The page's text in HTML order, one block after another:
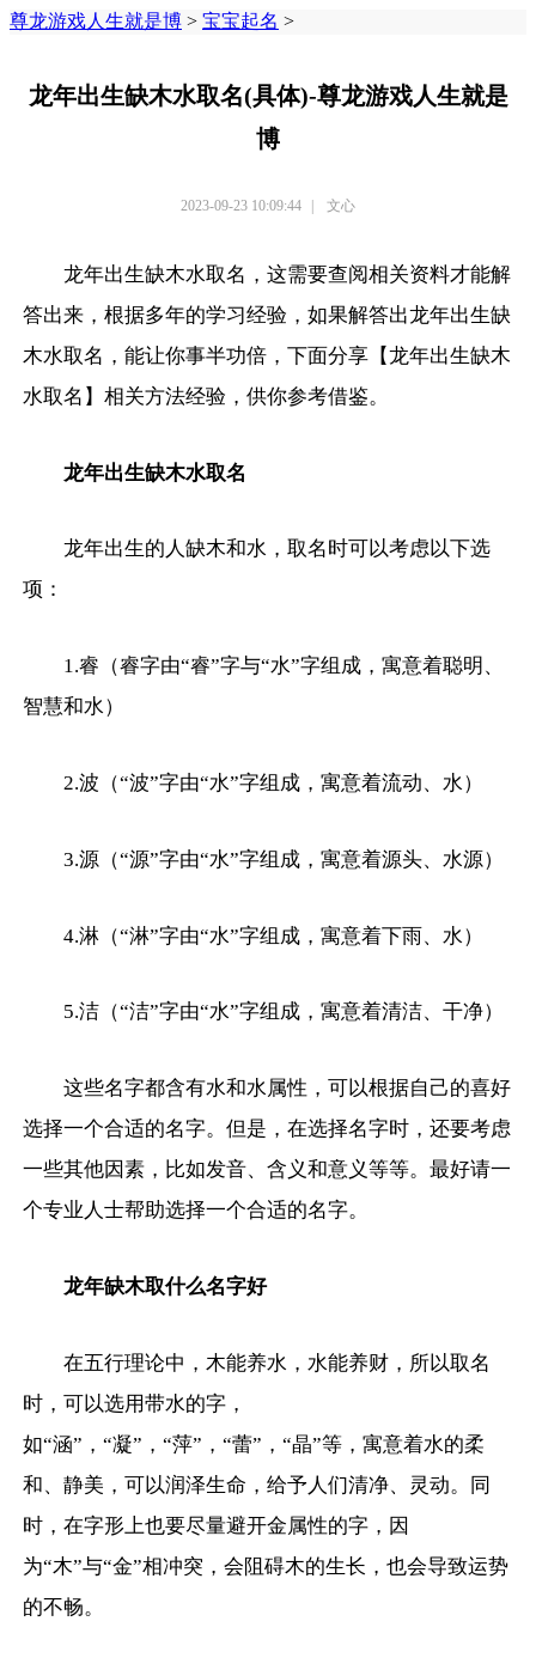
尊龙游戏人生就是博 > 宝宝起名 >
龙年出生缺木水取名(具体)-尊龙游戏人生就是
博
2023-09-23 10:09:44 | 文心
龙年出生缺木水取名，这需要查阅相关资料才能解
答出来，根据多年的学习经验，如果解答出龙年出生缺
木水取名，能让你事半功倍，下面分享【龙年出生缺木
水取名】相关方法经验，供你参考借鉴。
龙年出生缺木水取名
龙年出生的人缺木和水，取名时可以考虑以下选
项：
1.睿（睿字由“睿”字与“水”字组成，寓意着聪明、
智慧和水）
2.波（“波”字由“水”字组成，寓意着流动、水）
3.源（“源”字由“水”字组成，寓意着源头、水源）
4.淋（“淋”字由“水”字组成，寓意着下雨、水）
5.洁（“洁”字由“水”字组成，寓意着清洁、干净）
这些名字都含有水和水属性，可以根据自己的喜好
选择一个合适的名字。但是，在选择名字时，还要考虑
一些其他因素，比如发音、含义和意义等等。最好请一
个专业人士帮助选择一个合适的名字。
龙年缺木取什么名字好
在五行理论中，木能养水，水能养财，所以取名
时，可以选用带水的字，
如“涵”，“凝”，“萍”，“蕾”，“晶”等，寓意着水的柔
和、静美，可以润泽生命，给予人们清净、灵动。同
时，在字形上也要尽量避开金属性的字，因
为“木”与“金”相冲突，会阻碍木的生长，也会导致运势
的不畅。